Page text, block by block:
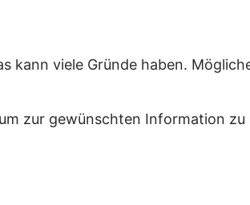
kann viele Gründe haben.
zur gewünschten Information zu